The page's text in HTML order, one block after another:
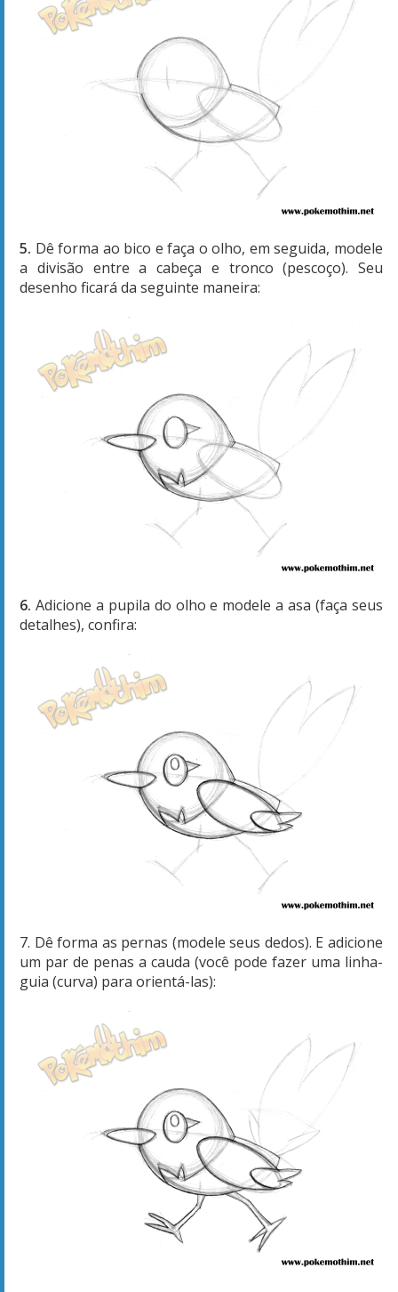
5. Dê forma ao bico e faça o olho, em seguida, modele
a divisão entre a cabeça e tronco (pescoço). Seu
desenho ficará da seguinte maneira:
6. Adicione a pupila do olho e modele a asa (faça seus
detalhes), confira:
7. Dê forma as pernas (modele seus dedos). E adicione
um par de penas a cauda (você pode fazer uma linha-
guia (curva) para orientá-las):